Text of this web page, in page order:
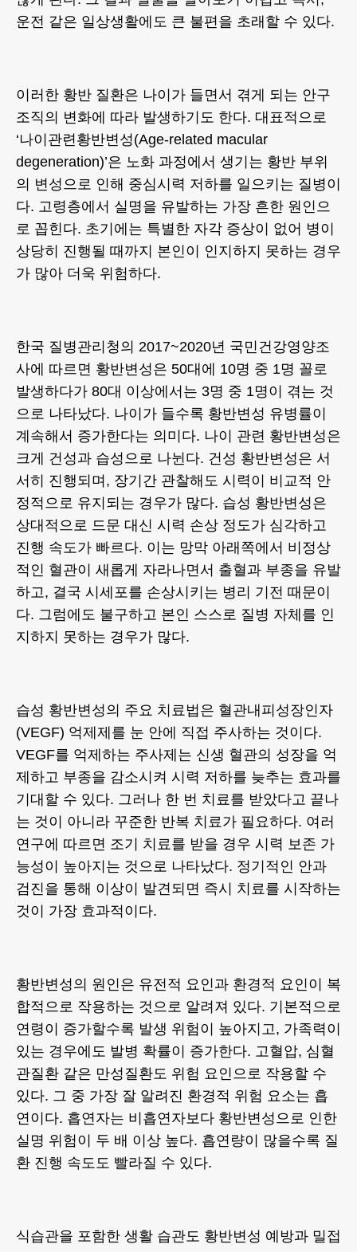
운전 같은 일상생활에도 큰 불편을 초래할 수 있다.
이러한 황반 질환은 나이가 들면서 겪게 되는 안구
조직의 변화에 따라 발생하기도 한다. 대표적으로
‘나이관련황반변성(Age-related macular
degeneration)’은 노화 과정에서 생기는 황반 부위
의 변성으로 인해 중심시력 저하를 일으키는 질병이
다. 고령층에서 실명을 유발하는 가장 흔한 원인으
로 꼽힌다. 초기에는 특별한 자각 증상이 없어 병이
상당히 진행될 때까지 본인이 인지하지 못하는 경우
가 많아 더욱 위험하다.
한국 질병관리청의 2017~2020년 국민건강영양조
사에 따르면 황반변성은 50대에 10명 중 1명 꼴로
발생하다가 80대 이상에서는 3명 중 1명이 겪는 것
으로 나타났다. 나이가 들수록 황반변성 유병률이
계속해서 증가한다는 의미다. 나이 관련 황반변성은
크게 건성과 습성으로 나뉜다. 건성 황반변성은 서
서히 진행되며, 장기간 관찰해도 시력이 비교적 안
정적으로 유지되는 경우가 많다. 습성 황반변성은
상대적으로 드문 대신 시력 손상 정도가 심각하고
진행 속도가 빠르다. 이는 망막 아래쪽에서 비정상
적인 혈관이 새롭게 자라나면서 출혈과 부종을 유발
하고, 결국 시세포를 손상시키는 병리 기전 때문이
다. 그럼에도 불구하고 본인 스스로 질병 자체를 인
지하지 못하는 경우가 많다.
습성 황반변성의 주요 치료법은 혈관내피성장인자
(VEGF) 억제제를 눈 안에 직접 주사하는 것이다.
VEGF를 억제하는 주사제는 신생 혈관의 성장을 억
제하고 부종을 감소시켜 시력 저하를 늦추는 효과를
기대할 수 있다. 그러나 한 번 치료를 받았다고 끝나
는 것이 아니라 꾸준한 반복 치료가 필요하다. 여러
연구에 따르면 조기 치료를 받을 경우 시력 보존 가
능성이 높아지는 것으로 나타났다. 정기적인 안과
검진을 통해 이상이 발견되면 즉시 치료를 시작하는
것이 가장 효과적이다.
황반변성의 원인은 유전적 요인과 환경적 요인이 복
합적으로 작용하는 것으로 알려져 있다. 기본적으로
연령이 증가할수록 발생 위험이 높아지고, 가족력이
있는 경우에도 발병 확률이 증가한다. 고혈압, 심혈
관질환 같은 만성질환도 위험 요인으로 작용할 수
있다. 그 중 가장 잘 알려진 환경적 위험 요소는 흡
연이다. 흡연자는 비흡연자보다 황반변성으로 인한
실명 위험이 두 배 이상 높다. 흡연량이 많을수록 질
환 진행 속도도 빨라질 수 있다.
식습관을 포함한 생활 습관도 황반변성 예방과 밀접